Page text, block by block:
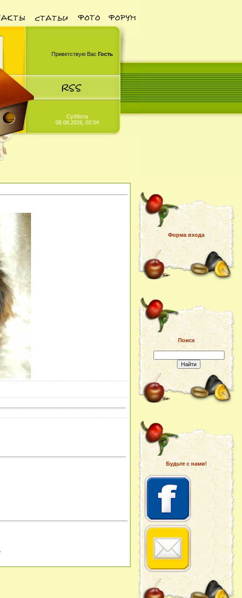
Приветствую Вас Гость
Суббота
08.08.2026, 02:04
Форма входа
Поиск
Будьте с нами!